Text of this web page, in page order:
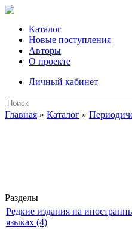
Каталог
Новые поступления
Авторы
О проекте
Личный кабинет
Главная » Каталог »
Разделы
Редкие издания на
языках (4)